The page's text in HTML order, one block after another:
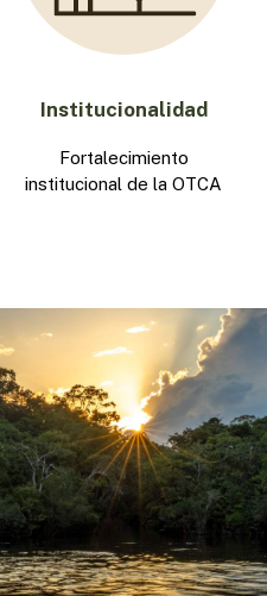
Institucionalidad
Fortalecimiento
institucional de la OTCA